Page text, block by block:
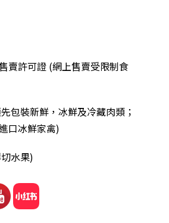
賣許可證 (網上售賣受限制食
包裝新鮮，冰鮮及冷藏肉類；
口冰鮮家禽)
水果)